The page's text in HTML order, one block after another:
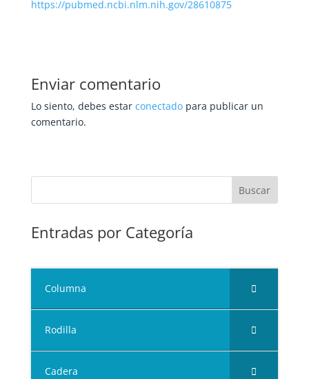
https://pubmed.ncbi.nlm.nih.gov/28610875
Enviar comentario
Lo siento, debes estar conectadopara publicar un
comentario.
Entradas por Categoría
Columna
Rodilla
Cadera